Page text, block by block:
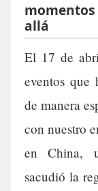
allá
El 17 de
eventos
de manera
con nuestro
en China,
sacudió la